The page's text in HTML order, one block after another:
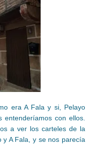
era A Fala y si, Pelayo
con ellos.
a ver los carteles de la
y A Fala, y se nos parecía